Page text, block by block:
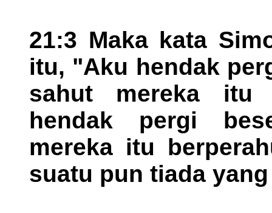
21:3 Maka kata
itu, "Aku hendak
sahut mereka itu
hendak pergi
mereka itu
suatu pun tiada